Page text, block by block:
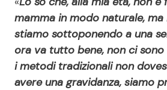
mamma in modo naturale,
stiamo sottoponendo a una
ora va tutto bene, non ci sono
i metodi tradizionali non
avere una gravidanza, siamo